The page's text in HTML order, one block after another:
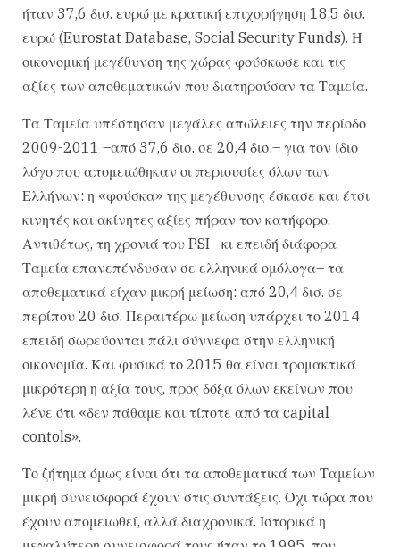
ήταν 37,6 δισ. ευρώ με κρατική επιχορήγηση 18,5 δισ.
ευρώ (Eurostat Database, Social Security Funds). Η
οικονομική μεγέθυνση της χώρας φούσκωσε και τις
αξίες των αποθεματικών που διατηρούσαν τα Ταμεία.
Τα Ταμεία υπέστησαν μεγάλες απώλειες την περίοδο
2009-2011 –από 37,6 δισ. σε 20,4 δισ.– για τον ίδιο
λόγο που απομειώθηκαν οι περιουσίες όλων των
Ελλήνων: η «φούσκα» της μεγέθυνσης έσκασε και έτσι
κινητές και ακίνητες αξίες πήραν τον κατήφορο.
Αντιθέτως, τη χρονιά του PSI –κι επειδή διάφορα
Ταμεία επανεπένδυσαν σε ελληνικά ομόλογα– τα
αποθεματικά είχαν μικρή μείωση: από 20,4 δισ. σε
περίπου 20 δισ. Περαιτέρω μείωση υπάρχει το 2014
επειδή σωρεύονται πάλι σύννεφα στην ελληνική
οικονομία. Και φυσικά το 2015 θα είναι τρομακτικά
μικρότερη η αξία τους, προς δόξα όλων εκείνων που
λένε ότι «δεν πάθαμε και τίποτε από τα capital
contols».
Το ζήτημα όμως είναι ότι τα αποθεματικά των Ταμείων
μικρή συνεισφορά έχουν στις συντάξεις. Οχι τώρα που
έχουν απομειωθεί, αλλά διαχρονικά. Ιστορικά η